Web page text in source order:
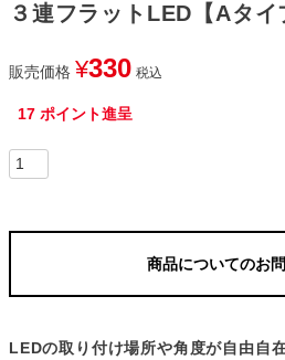
３連フラットLED【Aタ
販売価格 ¥330 税込
17 ポイント進呈
商品についてのお
LEDの取り付け場所や角度が自由自